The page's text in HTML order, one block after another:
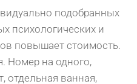
подобранных
психологических и
повышает стоимость.
Номер на одного,
отдельная ванная,